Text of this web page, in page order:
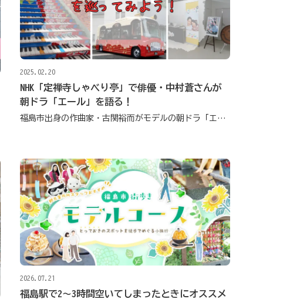
2025.02.20
NHK「定禅寺しゃべり亭」で俳優・中村蒼さんが
朝ドラ「エール」を語る！
福島市出身の作曲家・古関裕而がモデルの朝ドラ「エール」の足跡を巡ってみよう
2026.07.21
福島駅で2〜3時間空いてしまったときにオススメ